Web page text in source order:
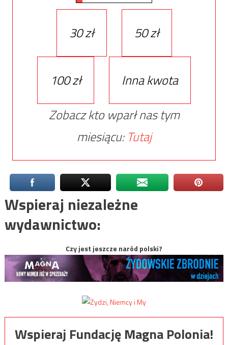
30 zł 50 zł
100 zł
Inna kwota
Zobacz kto wparł nas tym
miesiącu: Tutaj
Wspieraj niezależne
wydawnictwo:
Czy jest jeszcze naród polski?
Wspieraj Fundację Magna Polonia!